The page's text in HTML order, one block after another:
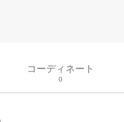
コーディネート
0